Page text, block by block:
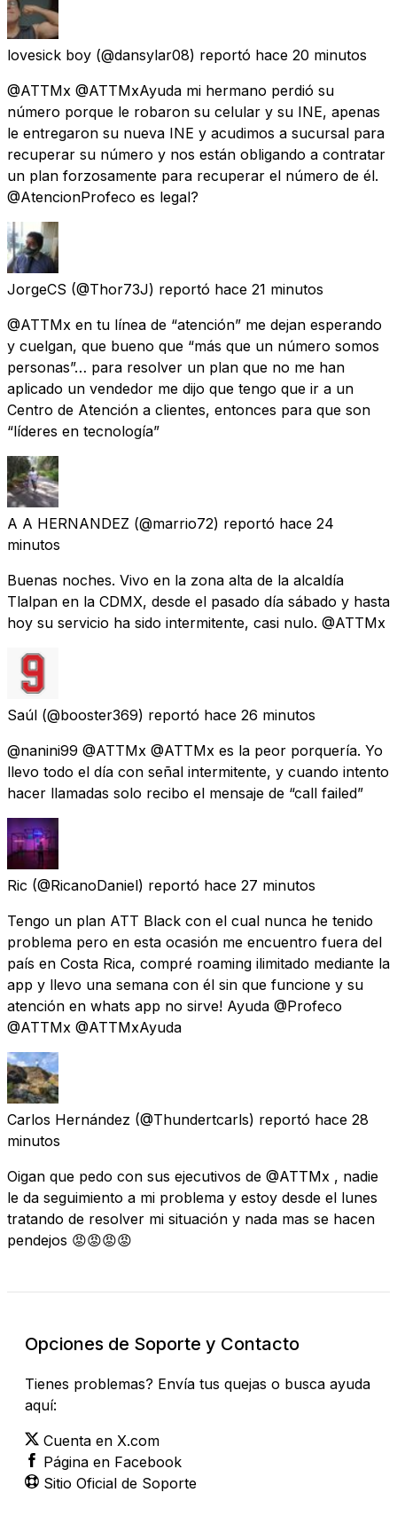
lovesick boy (@dansylar08) reportó hace 20 minutos
@ATTMx @ATTMxAyuda mi hermano perdió su
número porque le robaron su celular y su INE, apenas
le entregaron su nueva INE y acudimos a sucursal para
recuperar su número y nos están obligando a contratar
un plan forzosamente para recuperar el número de él.
@AtencionProfeco es legal?
JorgeCS (@Thor73J) reportó hace 21 minutos
@ATTMx en tu línea de “atención” me dejan esperando
y cuelgan, que bueno que “más que un número somos
personas”… para resolver un plan que no me han
aplicado un vendedor me dijo que tengo que ir a un
Centro de Atención a clientes, entonces para que son
“líderes en tecnología”
A A HERNANDEZ (@marrio72) reportó hace 24
minutos
Buenas noches. Vivo en la zona alta de la alcaldía
Tlalpan en la CDMX, desde el pasado día sábado y hasta
hoy su servicio ha sido intermitente, casi nulo. @ATTMx
Saúl (@booster369) reportó hace 26 minutos
@nanini99 @ATTMx @ATTMx es la peor porquería. Yo
llevo todo el día con señal intermitente, y cuando intento
hacer llamadas solo recibo el mensaje de “call failed”
Ric (@RicanoDaniel) reportó hace 27 minutos
Tengo un plan ATT Black con el cual nunca he tenido
problema pero en esta ocasión me encuentro fuera del
país en Costa Rica, compré roaming ilimitado mediante la
app y llevo una semana con él sin que funcione y su
atención en whats app no sirve! Ayuda @Profeco
@ATTMx @ATTMxAyuda
Carlos Hernández (@Thundertcarls) reportó hace 28
minutos
Oigan que pedo con sus ejecutivos de @ATTMx , nadie
le da seguimiento a mi problema y estoy desde el lunes
tratando de resolver mi situación y nada mas se hacen
pendejos 😡😡😡😡
Opciones de Soporte y Contacto
Tienes problemas? Envía tus quejas o busca ayuda
aquí:
Cuenta en X.com
Página en Facebook
Sitio Oficial de Soporte